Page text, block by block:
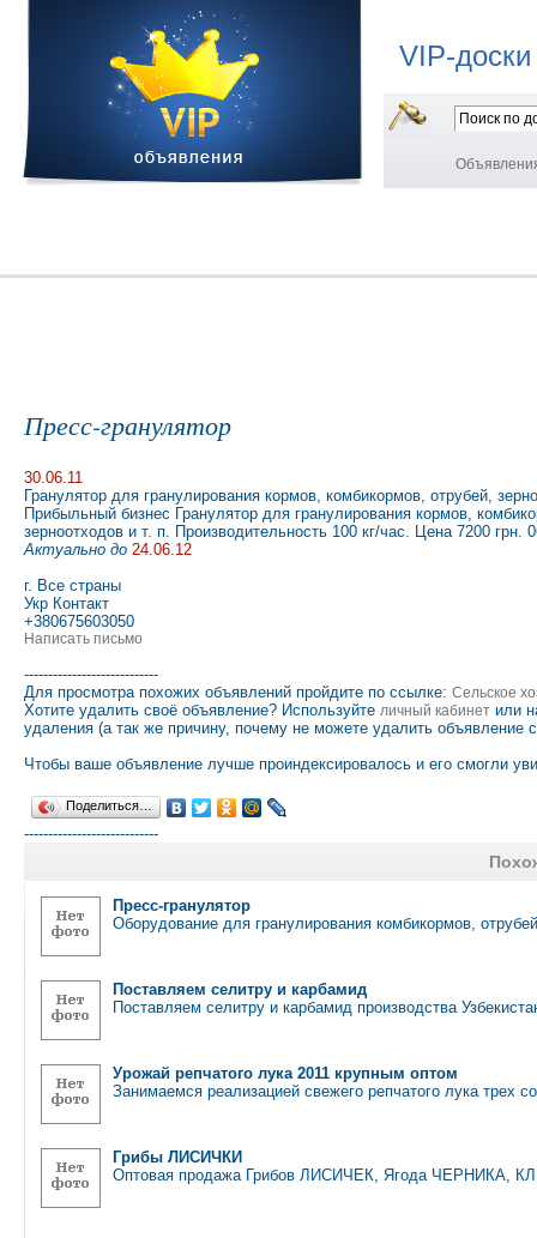
VIP-
Пресс-гранулятор
30.06.11
Гранулятор для гранулирования кормов, комбикормов, отрубей,
Прибыльный бизнес Гранулятор для гранулирования кормов,
зерноотходов и т. п. Производительность 100 кг/час. Цена 7200 грн.
Актуально до 24.06.12
г. Все страны
Укр Контакт
+380675603050
Написать письмо
----------------------------
Для просмотра похожих объявлений пройдите по ссылке: Сельское
Хотите удалить своё объявление? Используйте личный кабинет или
удаления (а так же причину, почему не можете удалить объявление
Чтобы ваше объявление лучше проиндексировалось и его смогли
Поделиться…
----------------------------
Пресс-гранулятор
Оборудование для гранулирования комбикормов,
Поставляем селитру и карбамид
Поставляем селитру и карбамид производства
Урожай репчатого лука 2011 крупным оптом
Занимаемся реализацией свежего репчатого лука трех
Грибы ЛИСИЧКИ
Оптовая продажа Грибов ЛИСИЧЕК, Ягода ЧЕРНИКА,